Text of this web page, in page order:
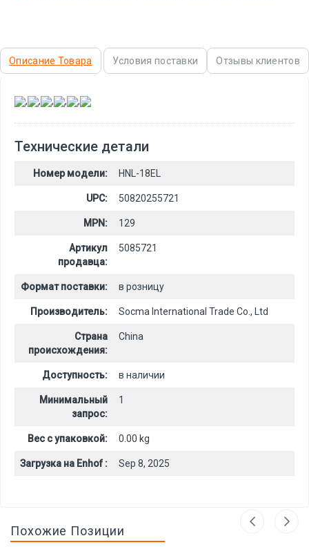
Описание Товара Условия поставки Отзывы клиентов
, , , , ,
Технические детали
Номер модели: HNL-18EL
UPC: 50820255721
MPN: 129
Артикул
продавца:
5085721
Формат поставки: в розницу
Производитель: Socma International Trade Co., Ltd
Страна
происхождения:
China
Доступность: в наличии
Минимальный
запрос:
1
Вес с упаковкой: 0.00 kg
Загрузка на Enhof : Sep 8, 2025
Похожие Позиции